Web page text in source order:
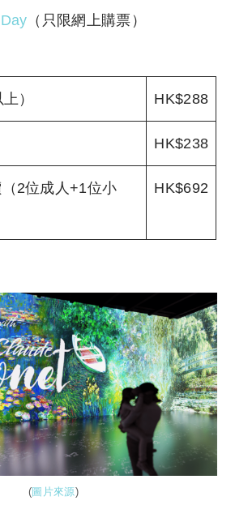
（只限網上購票）
） HK$288
HK$238
2位成人+1位小
HK$692
(圖片來源)